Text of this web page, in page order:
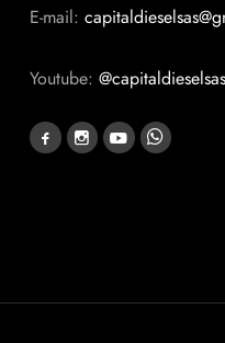
E-mail:
Youtube: @capitaldieselsas